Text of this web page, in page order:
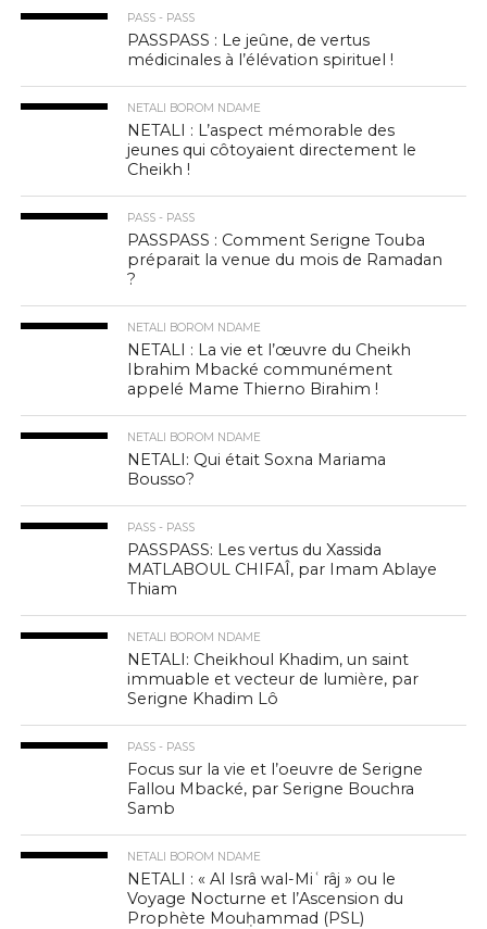
PASS - PASS
PASSPASS : Le jeûne, de vertus
médicinales à l’élévation spirituel !
NETALI BOROM NDAME
NETALI : L’aspect mémorable des
jeunes qui côtoyaient directement le
Cheikh !
PASS - PASS
PASSPASS : Comment Serigne Touba
préparait la venue du mois de Ramadan
?
NETALI BOROM NDAME
NETALI : La vie et l’œuvre du Cheikh
Ibrahim Mbacké communément
appelé Mame Thierno Birahim !
NETALI BOROM NDAME
NETALI: Qui était Soxna Mariama
Bousso?
PASS - PASS
PASSPASS: Les vertus du Xassida
MATLABOUL CHIFAÎ, par Imam Ablaye
Thiam
NETALI BOROM NDAME
NETALI: Cheikhoul Khadim, un saint
immuable et vecteur de lumière, par
Serigne Khadim Lô
PASS - PASS
Focus sur la vie et l’oeuvre de Serigne
Fallou Mbacké, par Serigne Bouchra
Samb
NETALI BOROM NDAME
NETALI : « Al Isrâ wal-Miʿrâj » ou le
Voyage Nocturne et l’Ascension du
Prophète Mouḥammad (PSL)